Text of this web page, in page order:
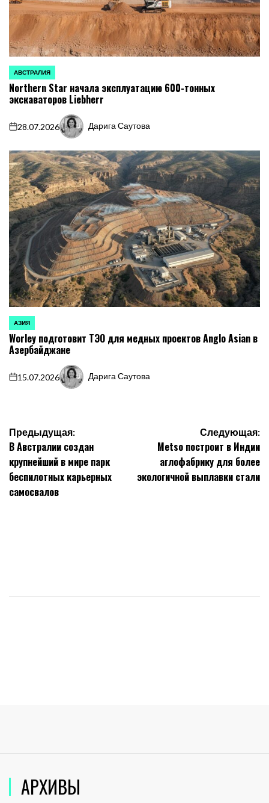
ОПУБЛИКОВАНО
В
АВСТРАЛИЯ
Northern Star начала эксплуатацию 600-тонных
экскаваторов Liebherr
on
28.07.2026
Запись
Дарига Саутова
ОПУБЛИКОВАНО
В
АЗИЯ
Worley подготовит ТЭО для медных проектов Anglo Asian в
Азербайджане
on
15.07.2026
Запись
Дарига Саутова
Навигация
по
записям
Предыдущая:
В Австралии создан
крупнейший в мире парк
беспилотных карьерных
самосвалов
Следующая:
Metso построит в Индии
аглофабрику для более
экологичной выплавки стали
АРХИВЫ